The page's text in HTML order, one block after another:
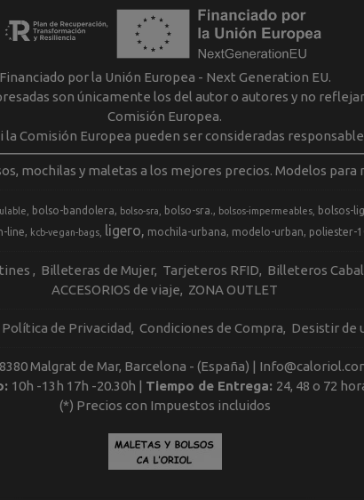
Financiado por la Unión Europea - Next Generation EU.
son únicamente los del autor o autores y no
Comisión Europea.
la Comisión Europea pueden ser consideradas
mochilas y maletas a los mejores precios. Modelos para
bolso-bandolera bolso-sra bolso-sra. bolsos-impermeables bolsos-
line kcb-vegan-bags ligero mochila-urbana modelo-urban poliester-
Billeteras de Mujer Tarjeteros RFID Billeteros
ACCESORIOS de viaje ZONA OUTLET
Política de Privacidad Condiciones de Compra Desistir de
Malgrat de Mar, Barcelona - (España) |
10h -13h 17h -20.30h | Tiempo de Entrega: 24, 48 o 72
(*) Precios con Impuestos incluidos